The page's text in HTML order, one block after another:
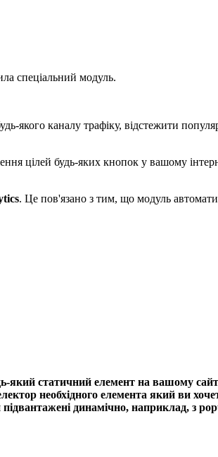
спеціальний модуль.
якого каналу трафіку, відстежити
цілей будь-яких кнопок у вашому
. Це пов'язано з тим, що модуль
який статичний елемент на вашому
необхідного елемента який ви
динамічно, наприклад, з